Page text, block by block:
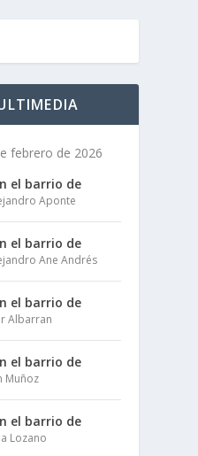
febrero de 2026
el barrio de
Aponte
el barrio de
Ane Andrés
el barrio de
Albarran
el barrio de
Muñoz
el barrio de
Lozano